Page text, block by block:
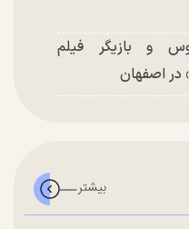
روس و بازیگر فیلم
در اصفهان